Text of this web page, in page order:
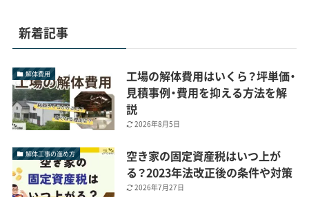
新着記事
解体費用
工場の解体費用はいくら？坪単価・
見積事例・費用を抑える方法を解
説
2026年8月5日
解体工事の進め方
空き家の固定資産税はいつ上が
る？2023年法改正後の条件や対策
2026年7月27日